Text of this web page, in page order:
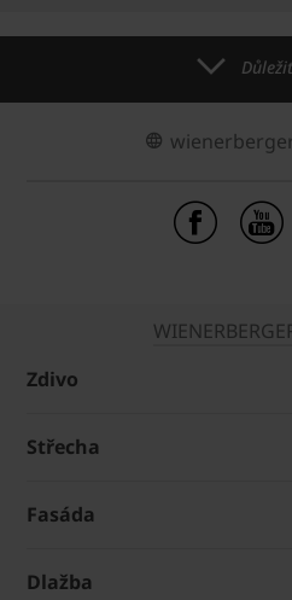
Zdivo
Střecha
Fasáda
Dlažba